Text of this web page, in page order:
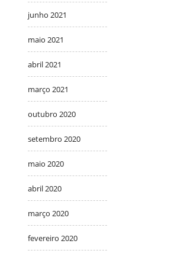
junho 2021
maio 2021
abril 2021
março 2021
outubro 2020
setembro 2020
maio 2020
abril 2020
março 2020
fevereiro 2020